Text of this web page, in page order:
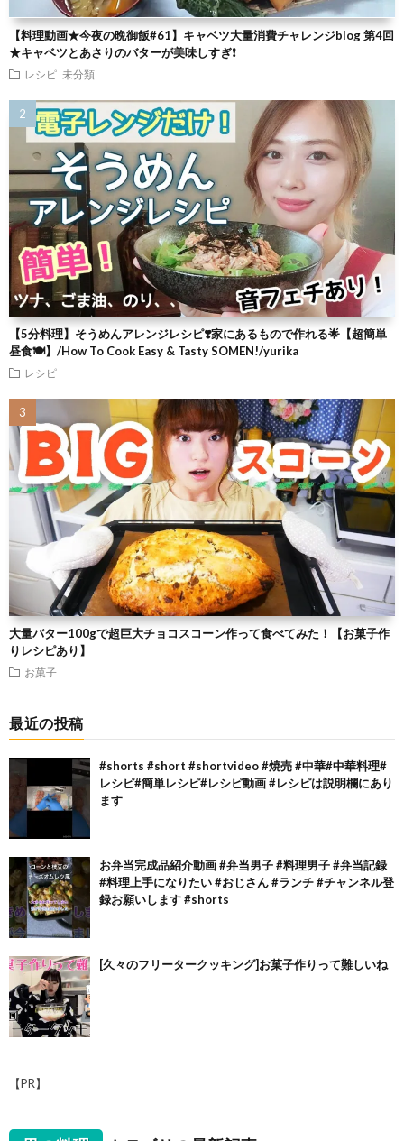
【料理動画★今夜の晩御飯#61】キャベツ大量消費チャレンジblog 第4回
★キャベツとあさりのバターが美味しすぎ❗
レシピ 未分類
【5分料理】そうめんアレンジレシピ❣️家にあるもので作れる🌟【超簡単
昼食🍽】/How To Cook Easy & Tasty SOMEN!/yurika
レシピ
大量バター100gで超巨大チョコスコーン作って食べてみた！【お菓子作
りレシピあり】
お菓子
最近の投稿
#shorts #short #shortvideo #焼売 #中華#中華料理#
レシピ#簡単レシピ#レシピ動画 #レシピは説明欄にあり
ます
お弁当完成品紹介動画 #弁当男子 #料理男子 #弁当記録
#料理上手になりたい #おじさん #ランチ #チャンネル登
録お願いします #shorts
[久々のフリータークッキング]お菓子作りって難しいね
【PR】